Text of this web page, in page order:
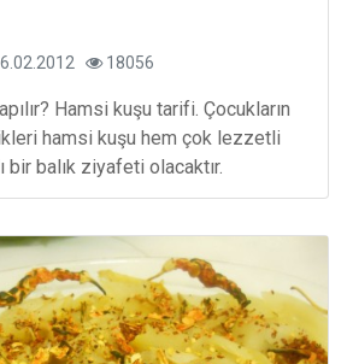
18056
Hamsi kuşu tarifi. Çocukların
hamsi kuşu hem çok lezzetli
bir balık ziyafeti olacaktır.